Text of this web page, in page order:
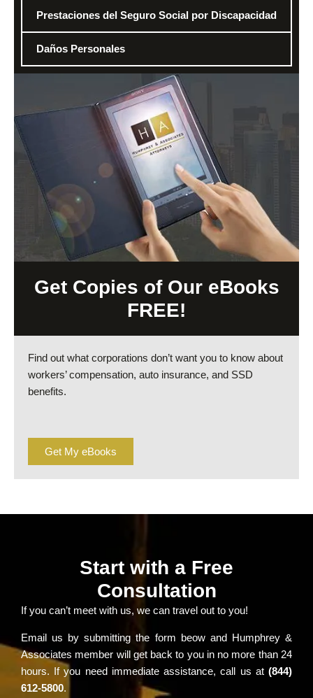
Prestaciones del Seguro Social por Discapacidad
Daños Personales
Get Copies of Our eBooks
FREE!
Find out what corporations don’t want you to know about
workers’ compensation, auto insurance, and SSD
benefits.
Get My eBooks
Start with a Free
Consultation
If you can’t meet with us, we can travel out to you!
Email us by submitting the form beow and Humphrey &
Associates member will get back to you in no more than 24
hours. If you need immediate assistance, call us at (844)
612-5800.